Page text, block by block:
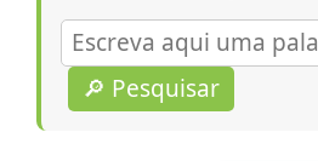
🔎 Pesquisar